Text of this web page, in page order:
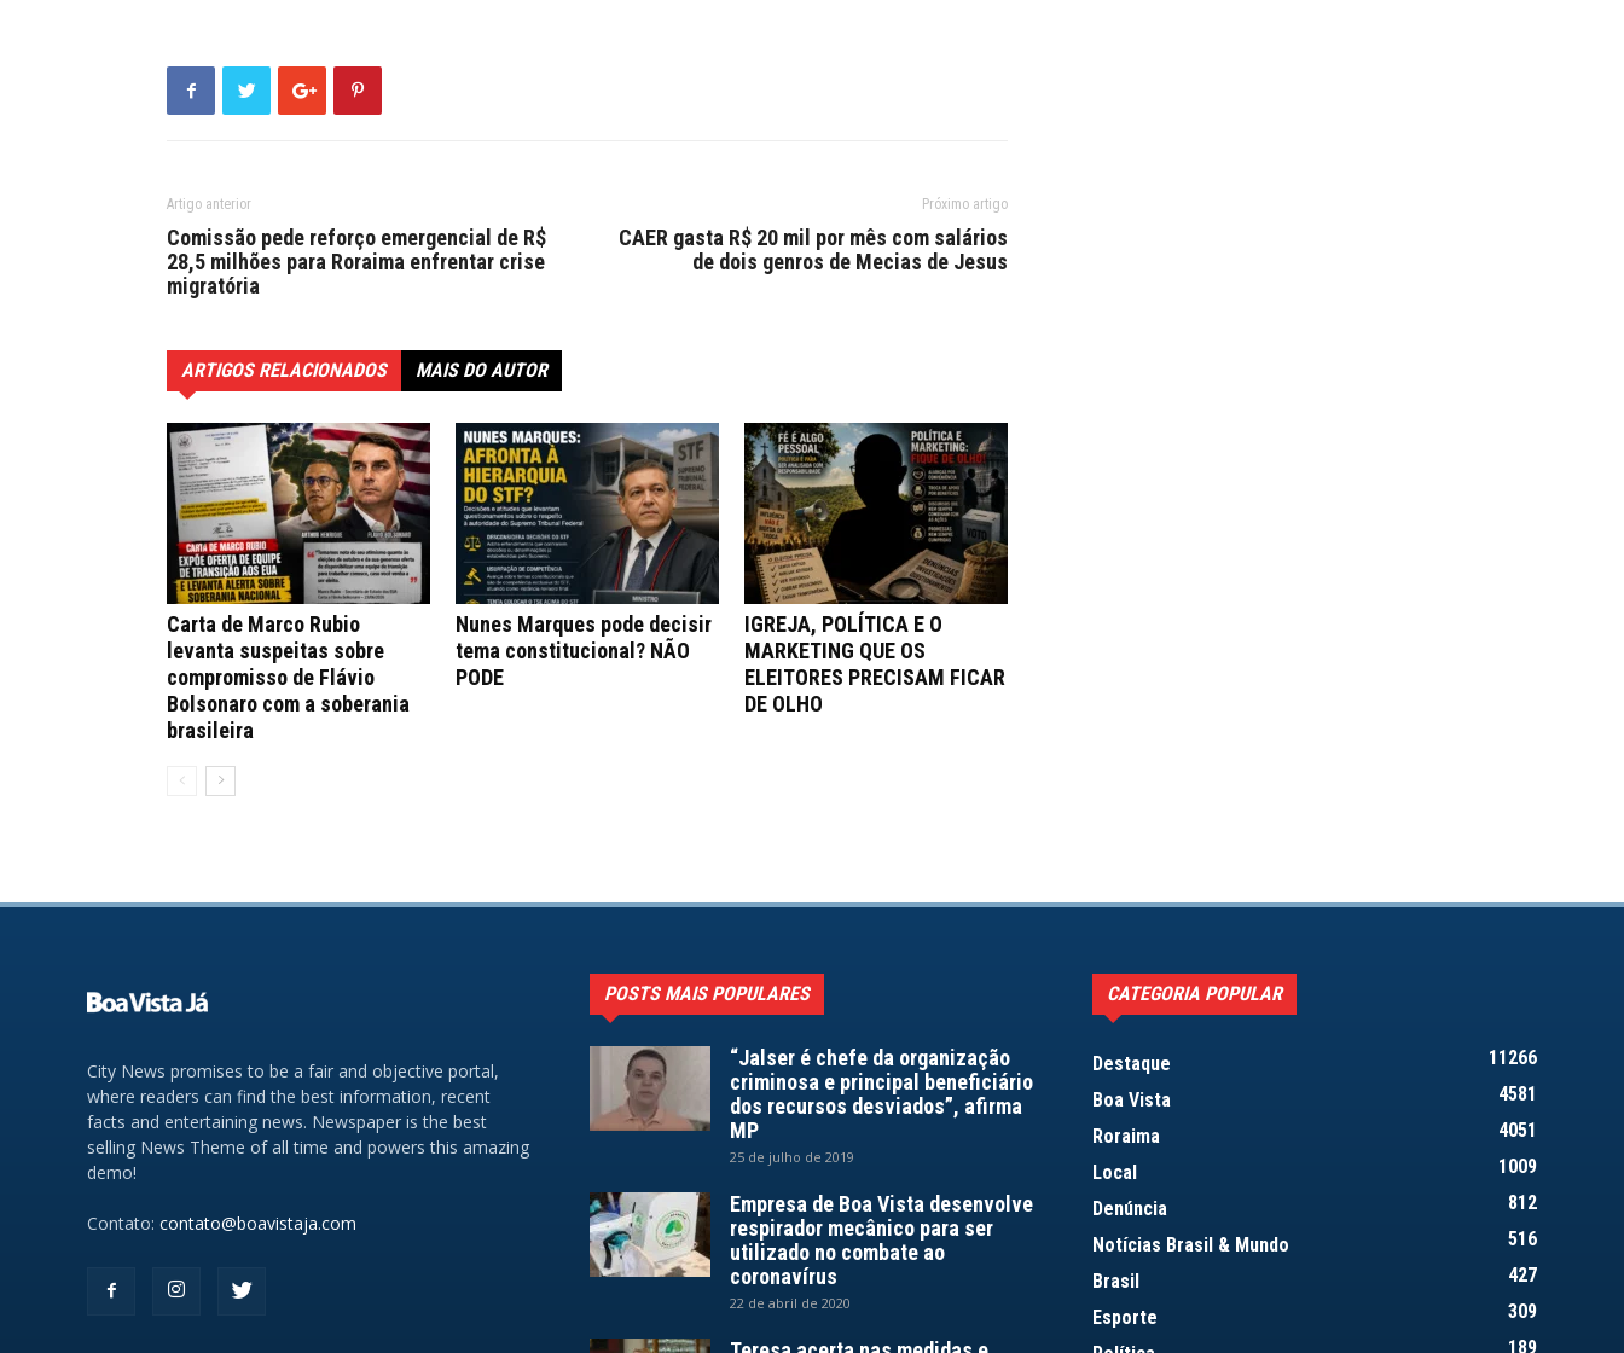
Artigo anterior
Comissão pede reforço emergencial de R$
28,5 milhões para Roraima enfrentar crise
migratória
Próximo artigo
CAER gasta R$ 20 mil por mês com salários
de dois genros de Mecias de Jesus
ARTIGOS RELACIONADOS MAIS DO AUTOR
Carta de Marco Rubio
levanta suspeitas sobre
compromisso de Flávio
Bolsonaro com a soberania
brasileira
Nunes Marques pode decisir
tema constitucional? NÃO
PODE
IGREJA, POLÍTICA E O
MARKETING QUE OS
ELEITORES PRECISAM FICAR
DE OLHO
City News promises to be a fair and objective portal,
where readers can find the best information, recent
facts and entertaining news. Newspaper is the best
selling News Theme of all time and powers this amazing
demo!
Contato: contato@boavistaja.com
POSTS MAIS POPULARES
“Jalser é chefe da organização
criminosa e principal beneficiário
dos recursos desviados”, afirma
MP
25 de julho de 2019
Empresa de Boa Vista desenvolve
respirador mecânico para ser
utilizado no combate ao
coronavírus
22 de abril de 2020
CATEGORIA POPULAR
Destaque
11266
Boa Vista
4581
Roraima
4051
Local
1009
Denúncia
812
Notícias Brasil & Mundo
516
Brasil
427
Esporte
309
189